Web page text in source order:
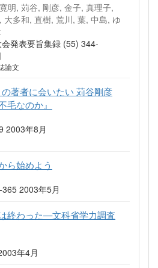
明, 苅谷, 剛彦, 金子, 真理子,
大多和, 直樹, 荒川, 葉, 中島, ゆ
発表要旨集録 (55) 344-
論文
著者に会いたい 苅谷剛彦
毛なのか』
2003年8月
ら始めよう
2003年5月
終わった—文科省学力調査
年4月